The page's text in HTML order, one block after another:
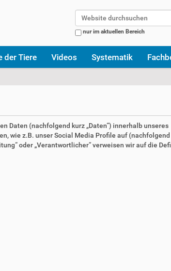
nur im aktuellen Bereich
der Tiere Videos Systematik
Daten (nachfolgend kurz „Daten“) innerhalb unseres
wie z.B. unser Social Media Profile auf (nachfolgend
oder „Verantwortlicher“ verweisen wir auf die